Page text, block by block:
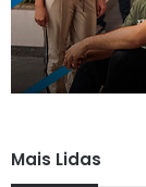
Mais Lidas